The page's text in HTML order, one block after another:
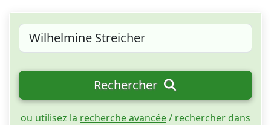
Rechercher
ou utilisez la recherche avancée/ rechercher dans